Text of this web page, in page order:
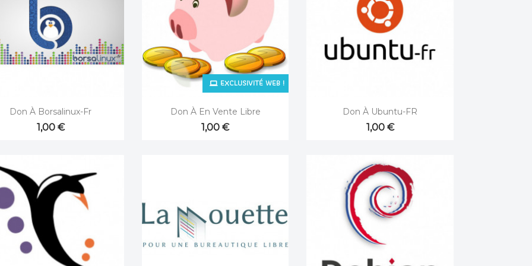
Aperçu rapide
Don À Borsalinux-Fr
1,00 €
Aperçu rapide
Don À En Vente Libre
1,00 €
EXCLUSIVITÉ WEB !
Aperçu rapide
Don À Ubuntu-FR
1,00 €